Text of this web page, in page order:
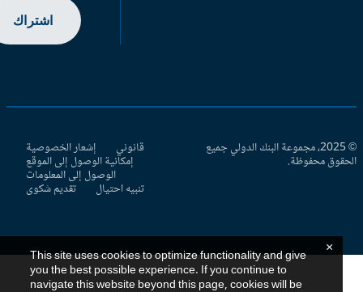
اشتراك
© 2025، مجموعة البنك الدولي جميع
محفوظة.
قانوني إشعار الخصوصية
إمكانية الوصول إلى الموقع
الوصول إلى المعلومات
تنبيه احتيال تقديم شكوى
This site uses cookies to optimize functionality and give
you the best possible experience. If you continue to
navigate this website beyond this page, cookies will be